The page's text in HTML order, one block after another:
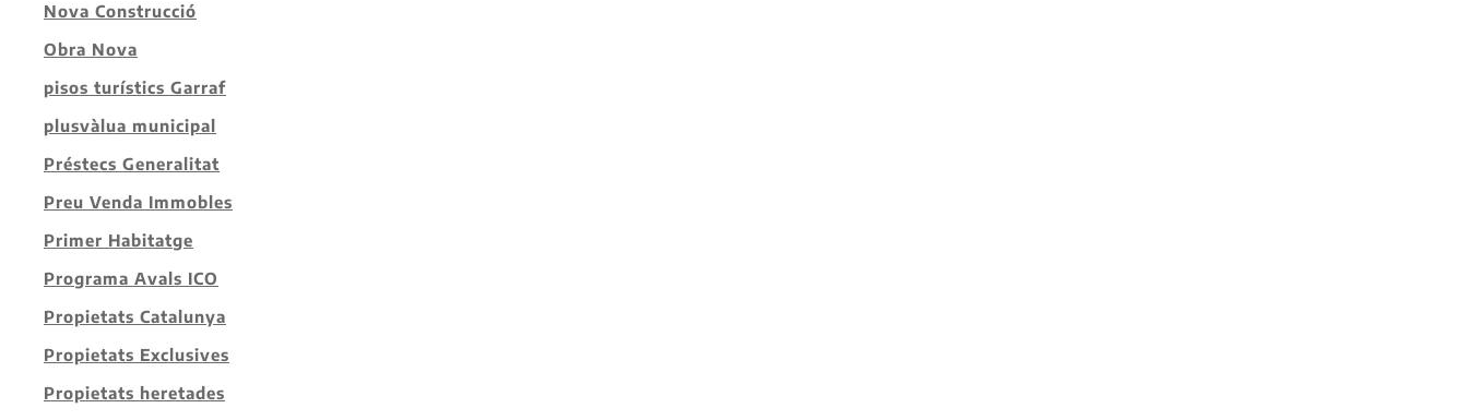
Nova Construcció
Obra Nova
pisos turístics Garraf
plusvàlua municipal
Préstecs Generalitat
Preu Venda Immobles
Primer Habitatge
Programa Avals ICO
Propietats Catalunya
Propietats Exclusives
Propietats heretades